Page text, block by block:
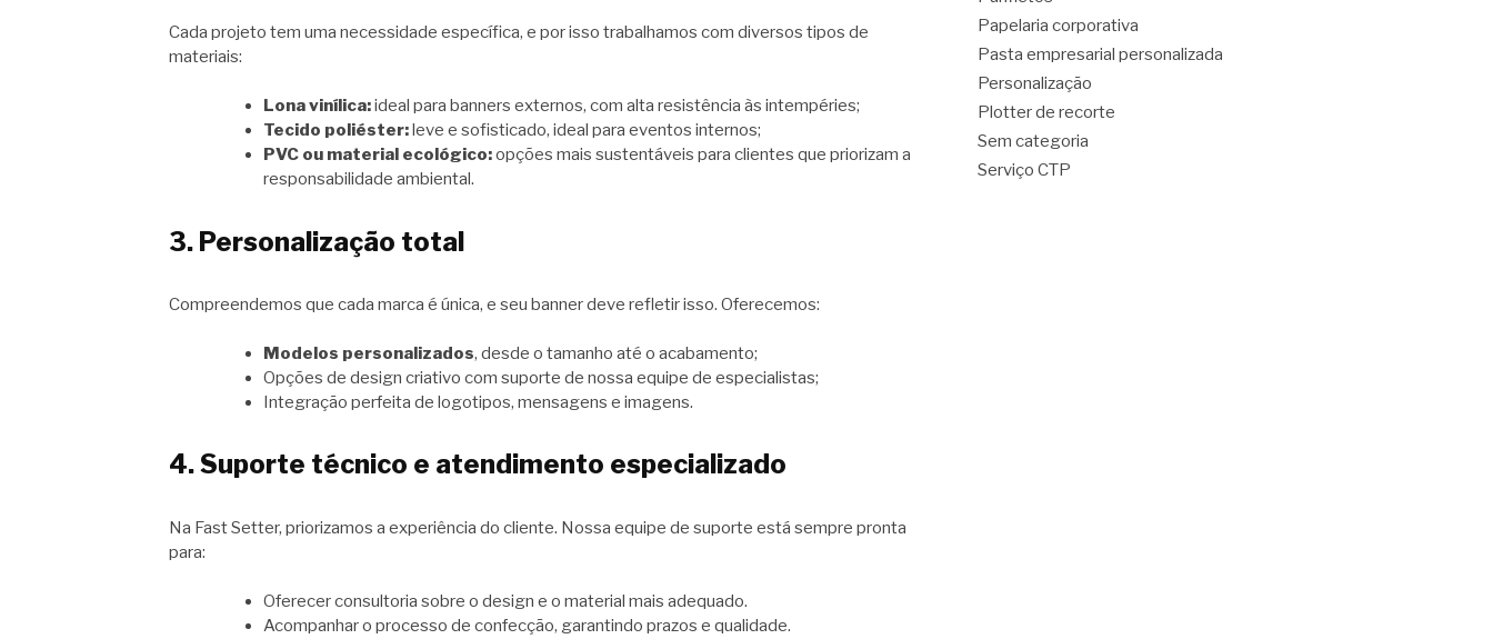
Cada projeto tem uma necessidade específica, e por isso trabalhamos com diversos tipos de
materiais:
Lona vinílica:ideal para banners externos, com alta resistência às intempéries;
Tecido poliéster: leve e sofisticado, ideal para eventos internos;
PVC ou material ecológico:opções mais sustentáveis para clientes que priorizam a
responsabilidade ambiental.
3. Personalização total
Compreendemos que cada marca é única, e seu banner deve refletir isso. Oferecemos:
Modelos personalizados, desde o tamanho até o acabamento;
Opções de design criativo com suporte de nossa equipe de especialistas;
Integração perfeita de logotipos, mensagens e imagens.
4. Suporte técnico e atendimento especializado
Na Fast Setter, priorizamos a experiência do cliente. Nossa equipe de suporte está sempre pronta
para:
Oferecer consultoria sobre o design e o material mais adequado.
Acompanhar o processo de confecção, garantindo prazos e qualidade.
Papelaria corporativa
Pasta empresarial personalizada
Personalização
Plotter de recorte
Sem categoria
Serviço CTP